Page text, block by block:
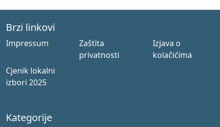
Brzi linkovi
Impressum
Zaštita
privatnosti
Izjava o
kolačićima
Cjenik lokalni
izbori 2025
Kategorije